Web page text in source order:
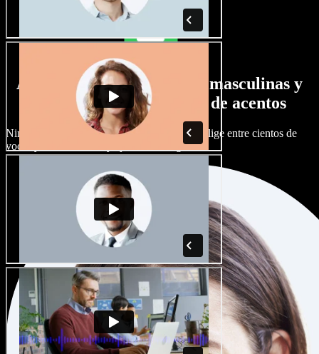
Amplia selección de voces masculinas y
femeninas con todo tipo de acentos
Ningún proyecto tiene por qué sonar igual. Elige entre cientos de
voces y acentos de IA y ajústalos a tu gusto.